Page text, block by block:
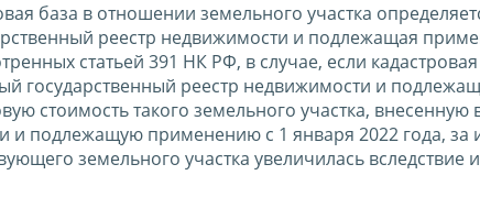
база в отношении земельного участка
реестр недвижимости и подлежащая
статьей 391 НК РФ, в случае, если
государственный реестр недвижимости и
стоимость такого земельного участка, внесенную
и подлежащую применению с 1 января 2022 года, за
земельного участка увеличилась вследствие